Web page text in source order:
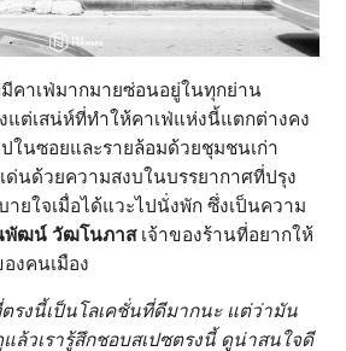
มีคาเฟ่มากมายซ่อนอยู่ในทุกย่าน
งแต่เสน่ห์ที่ทำให้คาเฟ่แห่งนี้แตกต่างคง
ในซอยและรายล้อมด้วยชุมชนเก่า
ด่นด้วยความสงบในบรรยากาศที่ปรุง
ายใจเมื่อได้แวะไปนั่งพัก ซึ่งเป็นความ
พัฒน์ วัฒโนภาสเจ้าของร้านที่อยากให้
องคนเมือง
รงนี้เป็นโลเคชั่นที่ดีมากนะ แต่ว่ามัน
ล้วเรารู้สึกชอบสเปซตรงนี้ ดูน่าสนใจดี